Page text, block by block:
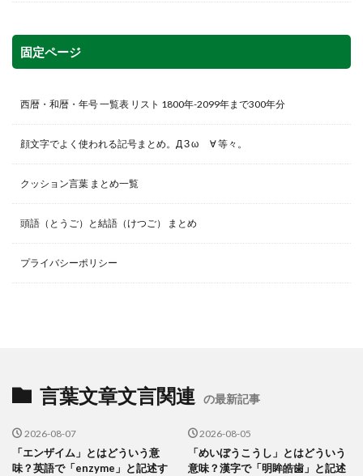
固定ページ
西暦・和暦・年号 一覧表 リスト 1800年-2099年まで300年分
顔文字でよく使われる記号まとめ。Д З ω ゞ∀ 等々。
クッション言葉 まとめ一覧
頭語（とうご）と結語（けつご） まとめ
プライバシーポリシー
言葉文章文言関連 の最新記事
2026-08-07
「エンザイム」とはどういう意
味？英語で「enzyme」と記述す
2026-08-05
「めいぼうこうし」とはどういう
意味？漢字で「明眸皓歯」と記述